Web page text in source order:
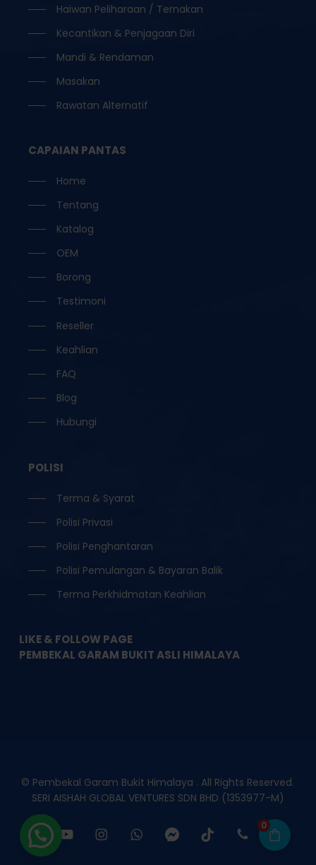
Haiwan Peliharaan / Ternakan
Kecantikan & Penjagaan Diri
Mandi & Rendaman
Masakan
Rawatan Alternatif
CAPAIAN PANTAS
Home
Tentang
Katalog
OEM
Borong
Testimoni
Reseller
Keahlian
FAQ
Blog
Hubungi
POLISI
Terma & Syarat
Polisi Privasi
Polisi Penghantaran
Polisi Pemulangan & Bayaran Balik
Terma Perkhidmatan Keahlian
LIKE & FOLLOW PAGE
PEMBEKAL GARAM BUKIT ASLI HIMALAYA
© Pembekal Garam Bukit Himalaya . All Rights Reserved.
SERI AISHAH GLOBAL VENTURES SDN BHD (1353977-M)
facebookyoutubeinstagramwhatsappmessenger
tiktok phoneemail
0